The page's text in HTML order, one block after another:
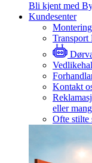
Bli kjent med
Kundesenter
Montering
Transport
Kontakt
eller
Ofte stilte